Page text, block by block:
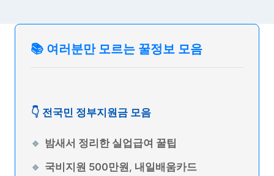
📚 여러분만 모르는 꿀정보 모음
👇 전국민 정부지원금 모음
밤새서 정리한 실업급여 꿀팁
국비지원 500만원, 내일배움카드